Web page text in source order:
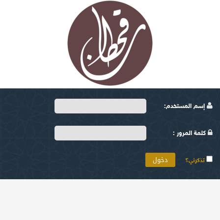
إسم المستخدم:
كلمة المرور :
تذكرني؟